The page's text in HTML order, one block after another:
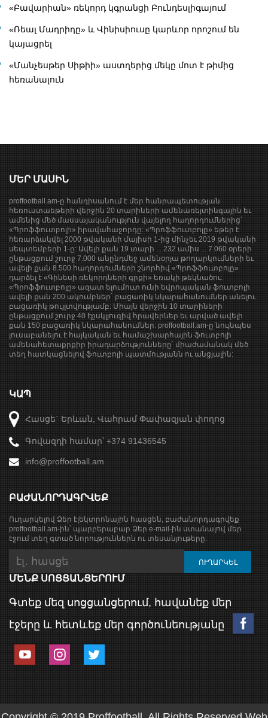
«Բավարիան» ռեկորդ կգրանցի Բունդեսլիգայում
«Ռեալ Մադրիդը» և Վինիսիուսը կարևոր որոշում են
կայացրել
«Մանչեսթեր Սիթիի» աստղերից մեկը մոտ է թիմից
հեռանալուն
ՄԵՐ ՄԱՍԻՆ
proffootball.am-ը հանդիսանում է մեր հանրապետության
հեռուստաեթերի վերջին 20 տարիների ամենառեյտինգային եւ
ամենից մեծ մասսայականություն վայելող հաղորդումներից՝
«Պրոֆֆուտբոլի» իրավահաջորդը: «Պրոֆֆուտբոլը» եթեր է
հեռարձակվել 2000 թվականի մայիսի 1-ից մինչեւ 2019 թվականի
սեպտեմբերի 1-ը: Ավելի քան 19 տարի ... 232 ամիս ... 7.060 օրերի
ընթացքում շուրջ 7.000 անընդմեջ ամենօրյա թողարկումների եւ
ավելի քան 8.500 հաղորդումների շնորհիվ «Պրոֆֆուտբոլը»
դարձել է «Գինեսի ռեկորդների գրքի» եռակի թեկնածու:
«Պրոֆֆուտբոլը» ազատ ելումուտ ունի եվրոպական ֆուտբոլի
ավելի քան 200 ակումբներ` բացառիկ նկարահանումներ անելու
բացառիկ թույլտվությամբ: Միայն վերջին 10 տարիների
ընթացքում շուրջ 40 էքսկլյուզիվ հրավերներ եւ արված ավելի
քան 150 բացառիկ նկարահանումներ: proffootball.am-ը նույնպես
լուսաբանելու է հայկական եւ համաշխարհային ֆուտբոլի
ամենահետաքրքիր իրադարձությունները՝ միաժամանակ մեծ
տեղ հատկացնելով ֆուտբոլի պատմությանն ու անցյալին:
ԿԱՊ
Հասցե` Երևան, Վահրամ Փափազյան փողոց
Գովազդի համար՝ +374 91436545
info@proffootball.am
ԲԱԺԱՆՈՐԴԱԳՐՎԵՔ
Ուղարկելով Ձեր էլեկտրոնային հասցեն, բաժանորդագրվեք
proffootball.am-ին՝ պարբերաբար Ձեր e-mail-ին ստանալով մեր
էջում տեղ գտած նորություններն ու տեսանյութերը:
ՄԵՆՔ ՍՈՑՑԱՆՑԵՐՈՒՄ
Գտեք մեզ սոցցանցերում, հավանեք մեր
էջերը և հետևեք մեր գործունեությանը